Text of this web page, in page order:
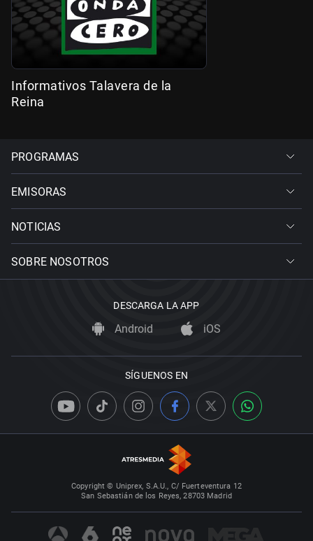
Informativos Talavera de la
Reina
PROGRAMAS
EMISORAS
NOTICIAS
SOBRE NOSOTROS
DESCARGA LA APP
Android iOS
SÍGUENOS EN
Copyright © Uniprex, S.A.U., C/ Fuerteventura 12
San Sebastián de los Reyes, 28703 Madrid